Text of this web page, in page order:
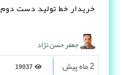
خریدار خط تولید دست دوم
جعفر حسن نژاد
2 ماه پیش